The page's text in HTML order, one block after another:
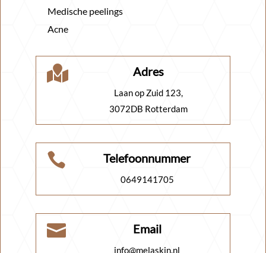
Medische peelings
Acne
 Adres
Laan op Zuid 123,
3072DB Rotterdam
 Telefoonnummer
0649141705
 Email
info@melaskin.nl